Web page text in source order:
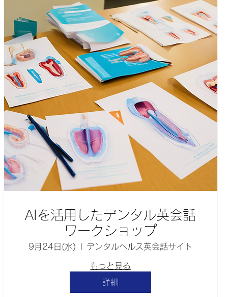
AIを活用したデンタル英会話
ワークショップ
9月24日(水) デンタルヘルス英会話サイト
もっと見る
詳細